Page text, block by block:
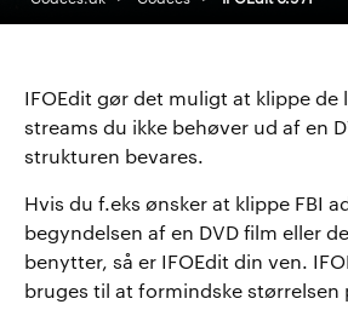
IFOEdit gør det muligt at klippe
streams du ikke behøver ud af en
strukturen bevares.
Hvis du f.eks ønsker at klippe FBI
begyndelsen af en DVD film eller
benytter, så er IFOEdit din ven.
bruges til at formindske størrelsen